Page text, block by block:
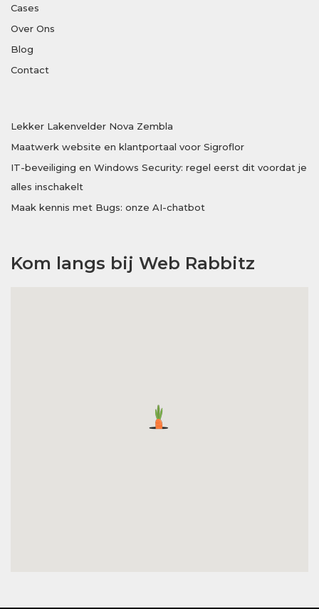
Cases
Over Ons
Blog
Contact
Lekker Lakenvelder Nova Zembla
Maatwerk website en klantportaal voor Sigroflor
IT-beveiliging en Windows Security: regel eerst dit voordat je
alles inschakelt
Maak kennis met Bugs: onze AI-chatbot
Kom langs bij Web Rabbitz